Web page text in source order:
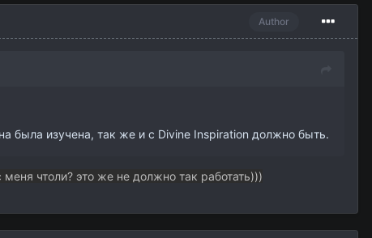
Author
была изучена, так же и с Divine Inspiration должно быть.
чтоли? это же не должно так работать)))